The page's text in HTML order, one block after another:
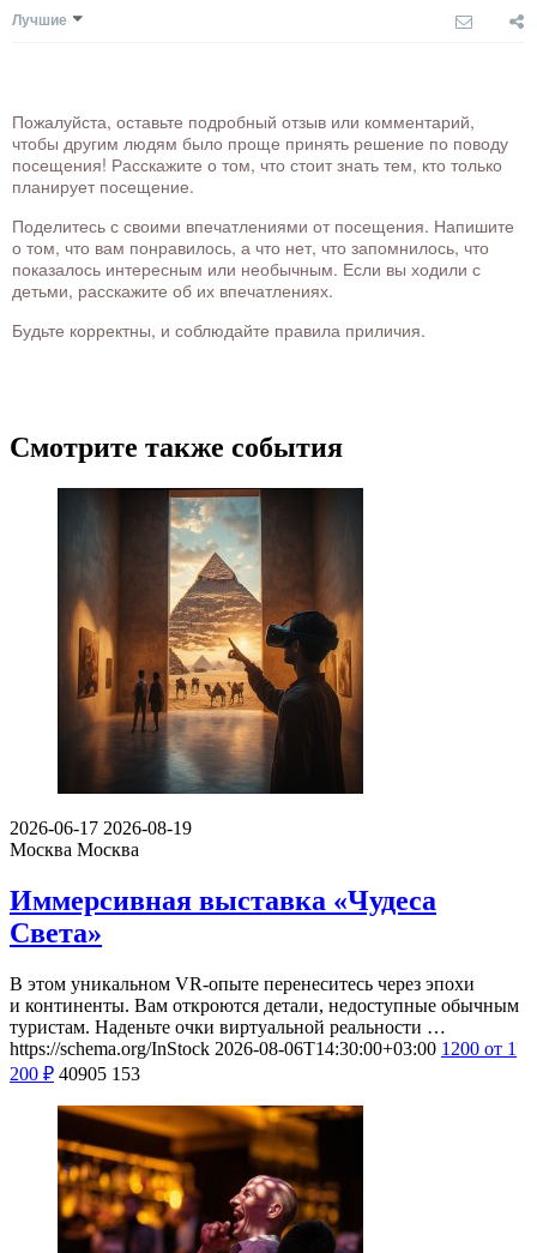
Лучшие
Пожалуйста, оставьте подробный отзыв или комментарий,
чтобы другим людям было проще принять решение по поводу
посещения! Расскажите о том, что стоит знать тем, кто только
планирует посещение.
Поделитесь с своими впечатлениями от посещения. Напишите
о том, что вам понравилось, а что нет, что запомнилось, что
показалось интересным или необычным. Если вы ходили с
детьми, расскажите об их впечатлениях.
Будьте корректны, и соблюдайте правила приличия.
Смотрите также события
2026-06-17 2026-08-19
Москва Москва
Иммерсивная выставка «Чудеса
Света»
В этом уникальном VR-опыте перенеситесь через эпохи
и континенты. Вам откроются детали, недоступные обычным
туристам. Наденьте очки виртуальной реальности …
https://schema.org/InStock 2026-08-06T14:30:00+03:00 1200 от 1
200 ₽ 40905 153